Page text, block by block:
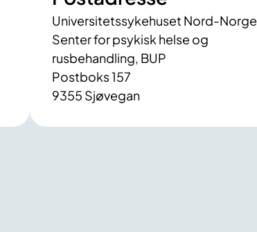
Universitetssykehuset Nord-Norge
Senter for psykisk helse og
rusbehandling, BUP
Postboks 157
9355 Sjøvegan